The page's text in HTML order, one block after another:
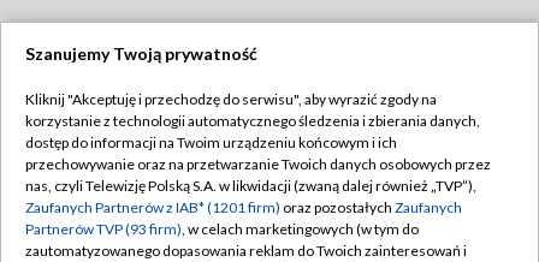
TVP
Abonament TVP
Emisja w TVP
Centrum informacji TVP
Regulamin TVP
Polityka prywatności
Moje zgody
Szanujemy Twoją prywatność
Kliknij "Akceptuję i przechodzę do serwisu", aby wyrazić zgody na
korzystanie z technologii automatycznego śledzenia i zbierania danych,
dostęp do informacji na Twoim urządzeniu końcowym i ich
przechowywanie oraz na przetwarzanie Twoich danych osobowych przez
nas, czyli Telewizję Polską S.A. w likwidacji (zwaną dalej również „TVP”),
Zaufanych Partnerów z IAB* (1201 firm) oraz pozostałych Zaufanych
Partnerów TVP (93 firm), w celach marketingowych (w tym do
zautomatyzowanego dopasowania reklam do Twoich zainteresowań i